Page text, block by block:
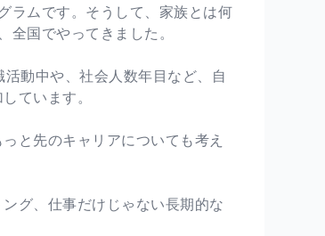
ラムです。そうして、家族とは何
国でやってきました。
動中や、社会人数年目など、自
ています。
と先のキャリアについても考え
グ、仕事だけじゃない長期的な